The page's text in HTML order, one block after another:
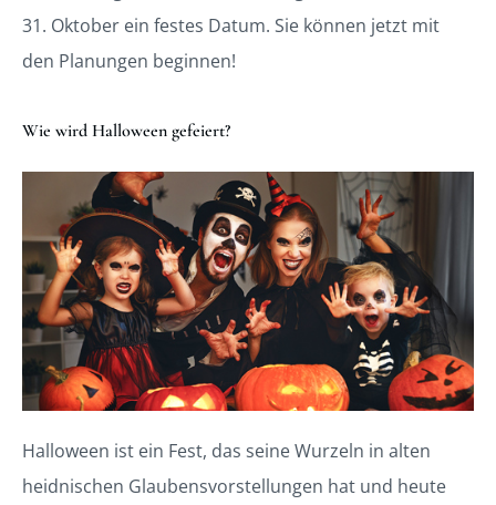
31. Oktober ein festes Datum. Sie können jetzt mit
den Planungen beginnen!
Wie wird Halloween gefeiert?
Halloween ist ein Fest, das seine Wurzeln in alten
heidnischen Glaubensvorstellungen hat und heute